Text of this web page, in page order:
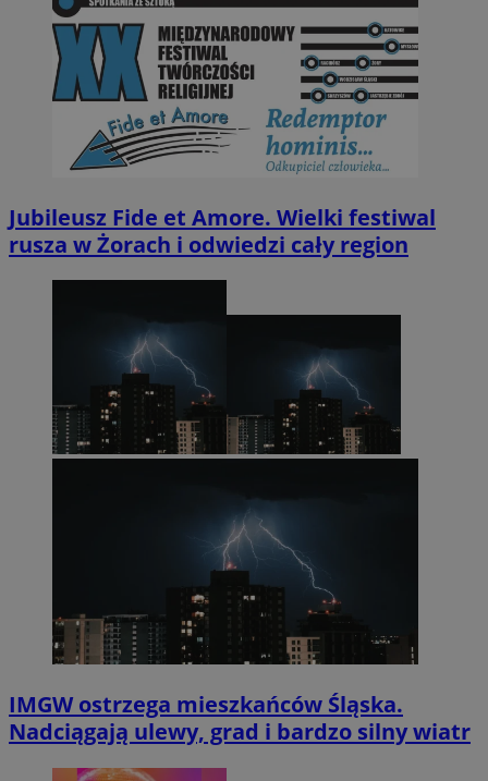
Jubileusz Fide et Amore. Wielki festiwal
rusza w Żorach i odwiedzi cały region
IMGW ostrzega mieszkańców Śląska.
Nadciągają ulewy, grad i bardzo silny wiatr